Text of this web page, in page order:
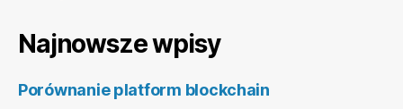
Najnowsze wpisy
Porównanie platform blockchain